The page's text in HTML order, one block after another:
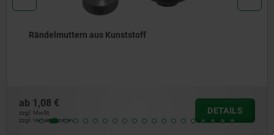
ab
zzgl. MwSt.
zzgl. Versandkosten